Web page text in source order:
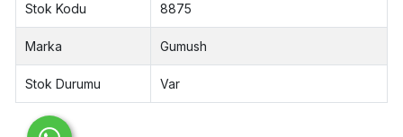
Stok Kodu 8875
Marka Gumush
Stok Durumu Var